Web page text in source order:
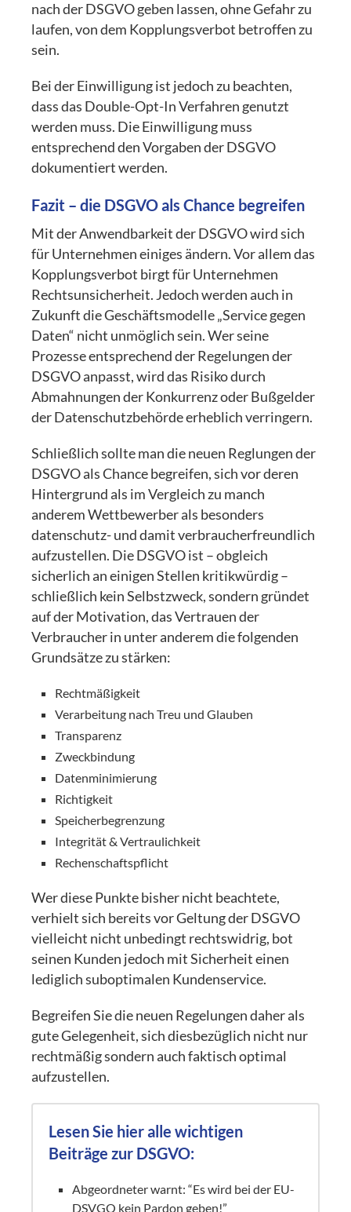
nach der DSGVO geben lassen, ohne Gefahr zu
laufen, von dem Kopplungsverbot betroffen zu
sein.
Bei der Einwilligung ist jedoch zu beachten,
dass das Double-Opt-In Verfahren genutzt
werden muss. Die Einwilligung muss
entsprechend den Vorgaben der DSGVO
dokumentiert werden.
Fazit – die DSGVO als Chance begreifen
Mit der Anwendbarkeit der DSGVO wird sich
für Unternehmen einiges ändern. Vor allem das
Kopplungsverbot birgt für Unternehmen
Rechtsunsicherheit. Jedoch werden auch in
Zukunft die Geschäftsmodelle „Service gegen
Daten“ nicht unmöglich sein. Wer seine
Prozesse entsprechend der Regelungen der
DSGVO anpasst, wird das Risiko durch
Abmahnungen der Konkurrenz oder Bußgelder
der Datenschutzbehörde erheblich verringern.
Schließlich sollte man die neuen Reglungen der
DSGVO als Chance begreifen, sich vor deren
Hintergrund als im Vergleich zu manch
anderem Wettbewerber als besonders
datenschutz- und damit verbraucherfreundlich
aufzustellen. Die DSGVO ist – obgleich
sicherlich an einigen Stellen kritikwürdig –
schließlich kein Selbstzweck, sondern gründet
auf der Motivation, das Vertrauen der
Verbraucher in unter anderem die folgenden
Grundsätze zu stärken:
Rechtmäßigkeit
Verarbeitung nach Treu und Glauben
Transparenz
Zweckbindung
Datenminimierung
Richtigkeit
Speicherbegrenzung
Integrität & Vertraulichkeit
Rechenschaftspflicht
Wer diese Punkte bisher nicht beachtete,
verhielt sich bereits vor Geltung der DSGVO
vielleicht nicht unbedingt rechtswidrig, bot
seinen Kunden jedoch mit Sicherheit einen
lediglich suboptimalen Kundenservice.
Begreifen Sie die neuen Regelungen daher als
gute Gelegenheit, sich diesbezüglich nicht nur
rechtmäßig sondern auch faktisch optimal
aufzustellen.
Lesen Sie hier alle wichtigen
Beiträge zur DSGVO:
Abgeordneter warnt: “Es wird bei der EU-
DSVGO kein Pardon geben!”